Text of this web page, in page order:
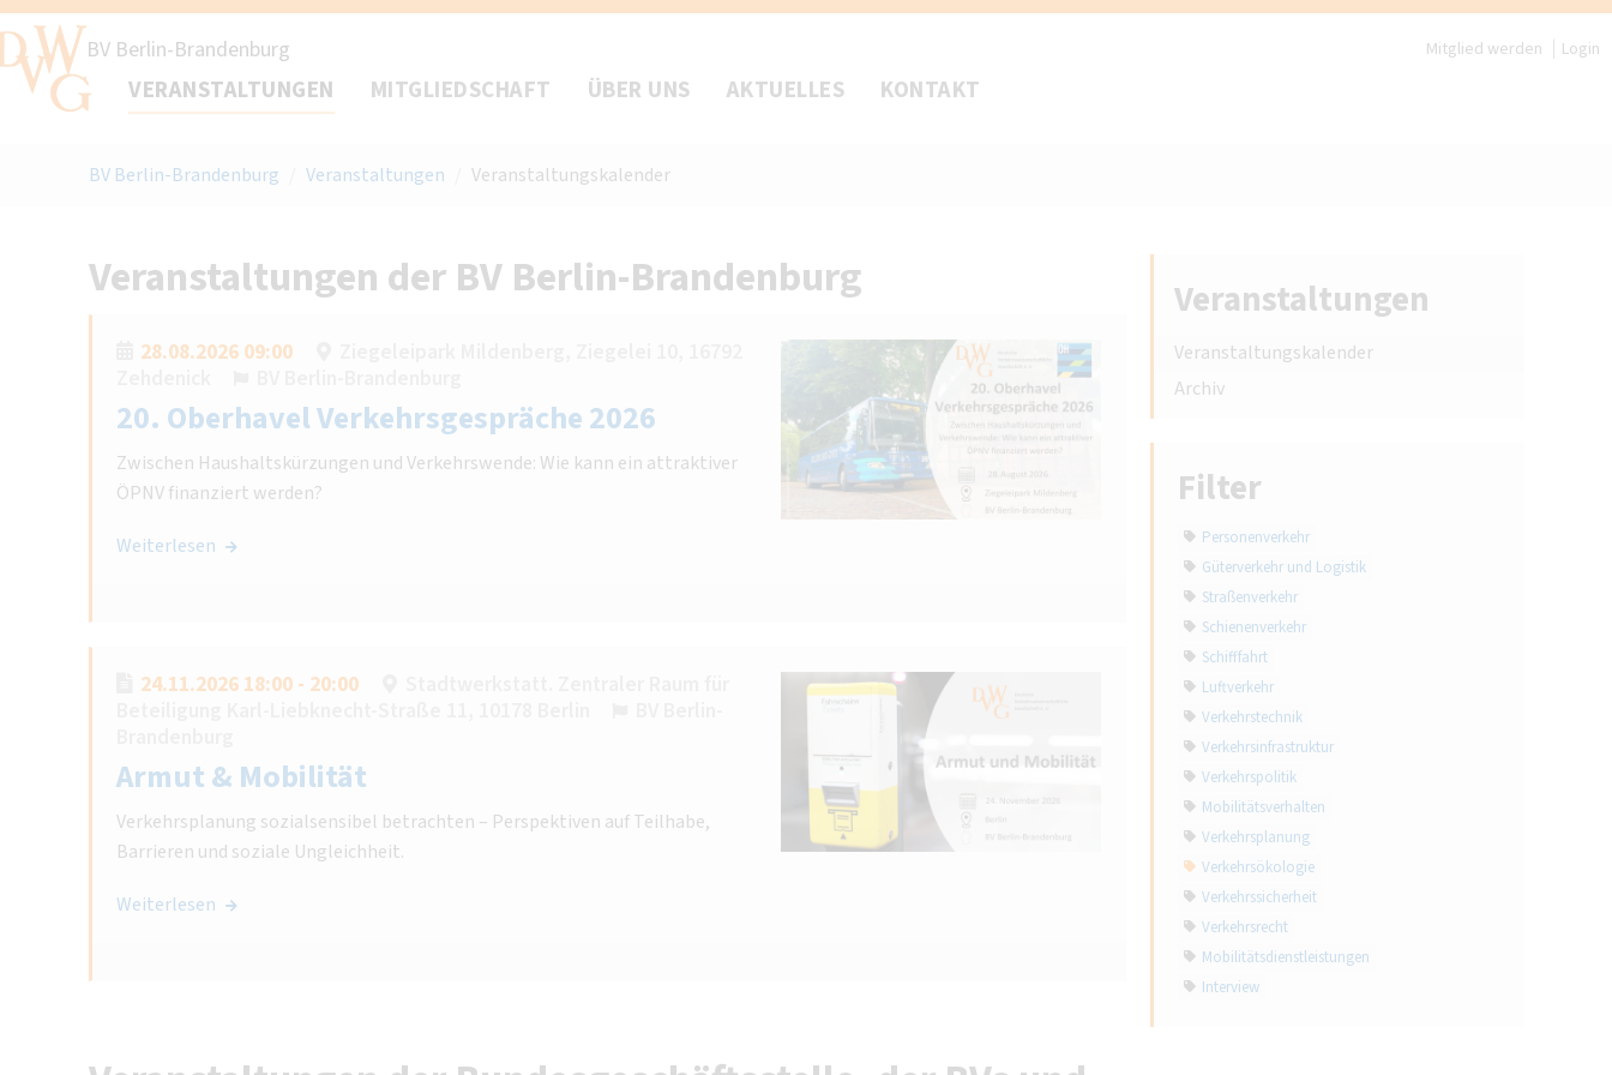
BV Berlin-Brandenburg Mitglied werden Login
VERANSTALTUNGEN MITGLIEDSCHAFT ÜBER UNS AKTUELLES KONTAKT
BV Berlin-Brandenburg Veranstaltungen Veranstaltungskalender
Veranstaltungen der BV Berlin-Brandenburg
28.08.2026 09:00
20. Oberhavel Verkehrsgespräche 2026
Zwischen Haushaltskürzungen und Verkehrswende: Wie kann ein attraktiver
ÖPNV finanziert werden?
Weiterlesen
24.11.2026 18:00 - 20:00
Armut & Mobilität
Verkehrsplanung sozialsensibel betrachten – Perspektiven auf Teilhabe,
Barrieren und soziale Ungleichheit.
Weiterlesen
Veranstaltungen
Veranstaltungskalender
Archiv
Filter
Personenverkehr
Güterverkehr und Logistik
Straßenverkehr
Schienenverkehr
Schifffahrt
Luftverkehr
Verkehrstechnik
Verkehrsinfrastruktur
Verkehrspolitik
Mobilitätsverhalten
Verkehrsplanung
Verkehrsökologie
Verkehrssicherheit
Verkehrsrecht
Mobilitätsdienstleistungen
Interview